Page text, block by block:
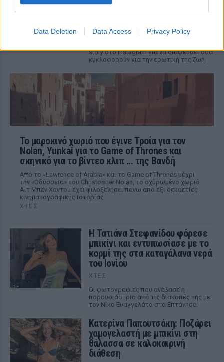
Data Deletion Data Access Privacy Policy
καμία πληροφορία πριν
ΧΤΕΣ
story στο Instagram για να διαψεύσει όσα
κυκλοφορούν για την ερωτική της ζωή
Το μαροκινό χωριό που έγινε Τροία για τον
Nolan, Yunkai για το Game of Thrones και
σκηνικό για το βίντεο κλιπ ... της Βανδή
Από το «Lawrence of Arabia» και το Game of Thrones μέχρι
την «Οδύσσεια» του Christopher Nolan, το οχυρωμένο χωριό
Αΐτ Μπεν Χαντού έχει φιλοξενήσει πάνω από έξι δεκαετίες
κινηματογραφικής ιστορίας
ΧΤΕΣ
Η Τατιάνα Στεφανίδου φόρεσε
μπικίνι και εντυπωσίασε με το
κορμί της στα καταγάλανα νερά
του Ιονίου
ΧΤΕΣ
Οι φωτογραφίες που ανέβασε η
παρουσιάστρια από τις διακοπές της με
τον Νίκο Ευαγγελάτο στα Επτάνησα
Κατερίνα Παπουτσάκη: Ποζάρει
χαμογελαστή με μπικίνι στη
θάλασσα σε καλοκαιρινή
διάθεση